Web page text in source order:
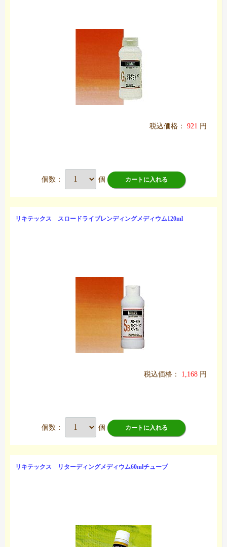
税込価格： 921 円
個数： 個 カートに入れる
リキテックス スロードライブレンディングメディウム120ml
税込価格： 1,168 円
個数： 個 カートに入れる
リキテックス リターディングメディウム60mlチューブ